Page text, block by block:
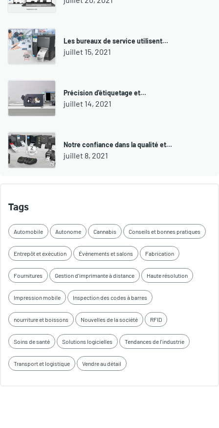
Les bureaux de service utilisent…
juillet 15, 2021
Précision d'étiquetage et…
juillet 14, 2021
Notre confiance dans la qualité et…
juillet 8, 2021
Tags
Automobile Autonome Cannabis Conseils et bonnes pratiques
Entrepôt et exécution Événements et salons Fabrication
Fournitures Gestion d'imprimante à distance Haute résolution
Impression mobile Inspection des codes à barres
nourriture et boissons Nouvelles de la société RFID
Soins de santé Solutions logicielles Tendances de l'industrie
Transport et logistique Vendre au détail